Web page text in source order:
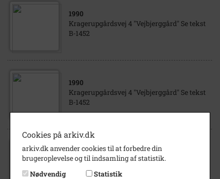
1990
Kragerupgårdsvej 4 "Vejbjerggård" Se tekst
B-1452
1990
Kragerupgårdsvej 4 "Vejbjerggård" Se tekst
B-1452
1990
Kragerupgårdsvej 4 "Vejbjerggård" Se tekst
B-1452
Cookies på arkiv.dk
arkiv.dk anvender cookies til at forbedre din
brugeroplevelse og til indsamling af statistik.
Nødvendig
Statistik